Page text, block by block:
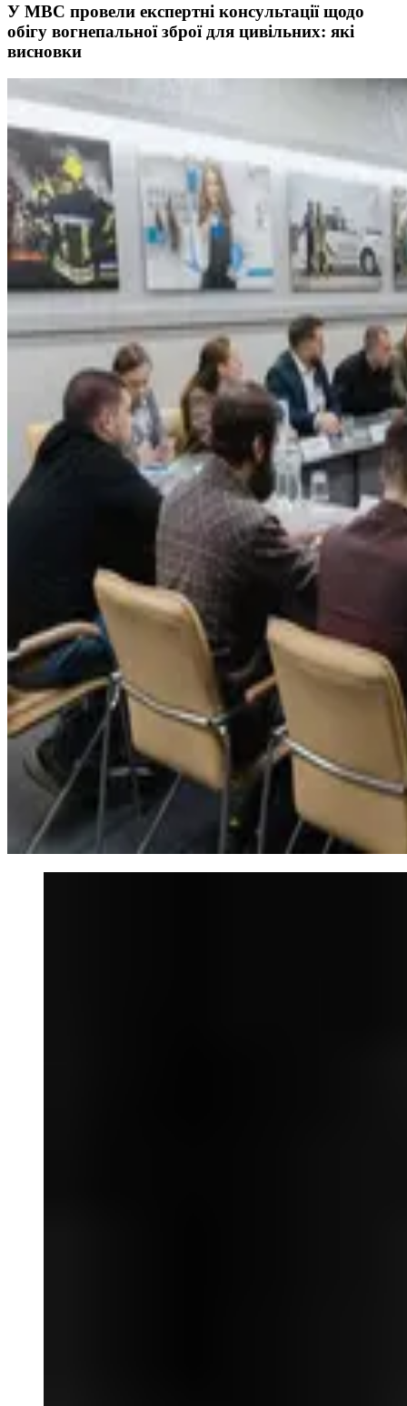
У МВС провели експертні консультації щодо
обігу вогнепальної зброї для цивільних: які
висновки